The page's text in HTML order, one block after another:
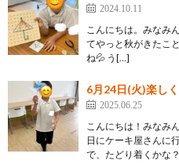
2024.10.11
こんにちは。みなみ
てやっと秋がきたこ
ね💦 う[…]
6月24日(火)楽し
2025.06.25
こんにちは！みなみ
日にケーキ屋さんに
で、たどり着くかな